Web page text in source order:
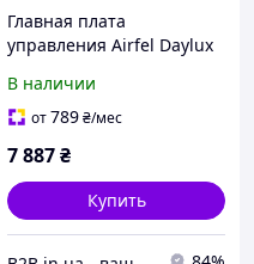
Главная плата
управления Airfel Daylux
для газового котла,
Турция
В наличии
от789₴/мес
7 887₴
Купить